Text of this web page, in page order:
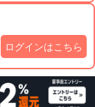
ログインはこちら